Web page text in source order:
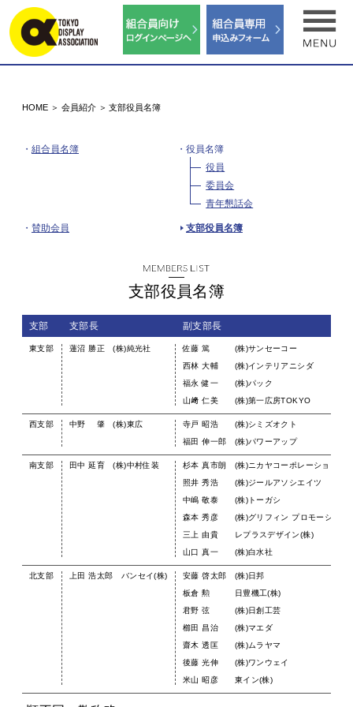
HOME 会員紹介 支部役員名簿
組合員名簿
役員名簿
役員
委員会
青年懇話会
賛助会員 支部役員名簿
支部役員名簿
支部 支部長 副支部長
東支部 蓮沼 勝正 (株)純光社
佐藤 篤 (株)サンセーコー
西林 大輔 (株)インテリアニシダ
福永 健一 (株)パック
山﨑 仁美 (株)第一広房TOKYO
西支部 中野 肇 (株)東広
寺戸 昭浩 (株)シミズオクト
福田 伸一郎 (株)パワーアップ
南支部 田中 延育 (株)中村住装
杉本 真市朗 (株)ニカヤコーポレーション
照井 秀浩 (株)ジールアソシエイツ
中嶋 敬泰 (株)トーガシ
森本 秀彦 (株)グリフィン プロモーション
三上 由貴 レプラスデザイン(株)
山口 真一 (株)白水社
北支部 上田 浩太郎 バンセイ(株)
安藤 啓太郎 (株)日邦
板倉 勲 日豊機工(株)
君野 弦 (株)日創工芸
櫛田 昌治 (株)マエダ
齋木 透匡 (株)ムラヤマ
後藤 光伸 (株)ワンウェイ
米山 昭彦 東イン(株)